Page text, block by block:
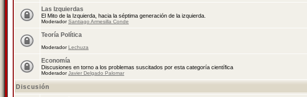
Las Izquierdas
El Mito de la Izquierda, hacia la séptima generación de la izquierda.
ModeradorSantiago Armesilla Conde
Teoría Política
ModeradorLechuza
Economía
Discusiones en torno a los problemas suscitados por esta categoría científica
ModeradorJavier Delgado Palomar
Discusión